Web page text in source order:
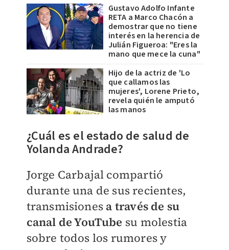
Gustavo Adolfo Infante
RETA a Marco Chacón a
demostrar que no tiene
interés en la herencia de
Julián Figueroa: "Eres la
mano que mece la cuna"
Hijo de la actriz de 'Lo
que callamos las
mujeres', Lorene Prieto,
revela quién le amputó
las manos
¿Cuál es el estado de salud de
Yolanda Andrade?
Jorge Carbajal compartió
durante una de sus recientes,
transmisiones a través de su
canal de YouTube su molestia
sobre todos los rumores y